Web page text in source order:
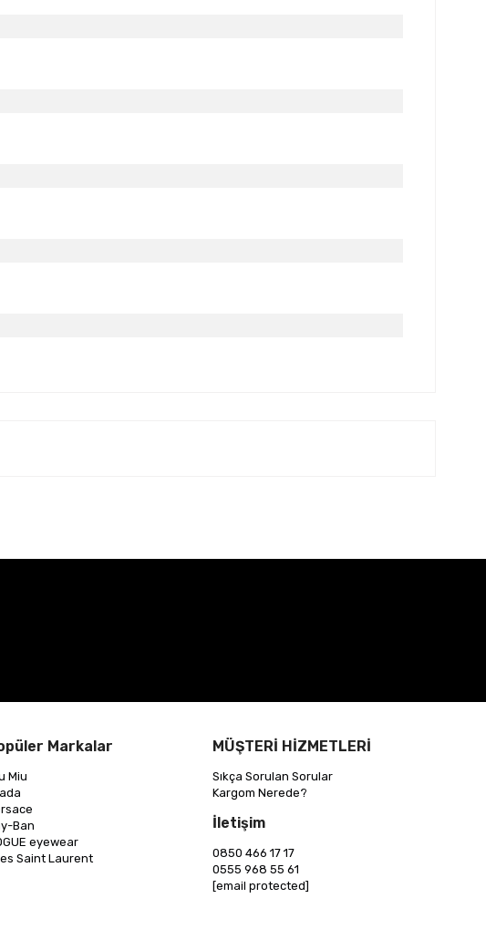
Markalar
Miu
Ban
eyewear
Saint Laurent
MÜŞTERİ HİZMETLERİ
Sıkça Sorulan Sorular
Kargom Nerede?
İletişim
0850 466 17 17
0555 968 55 61
[email protected]